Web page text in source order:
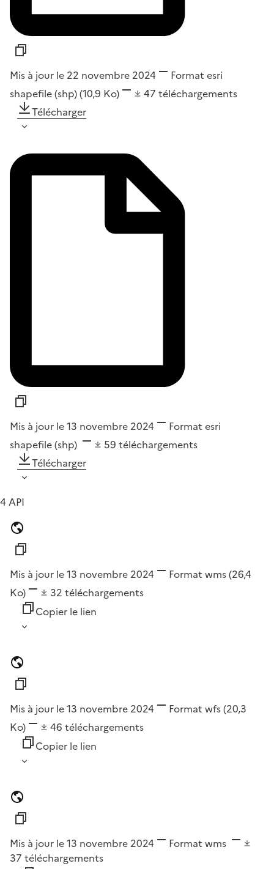
Mis à jour le 22 novembre 2024 Format esri
shapefile (shp)(10,9 Ko) 47 téléchargements
Télécharger
Mis à jour le 13 novembre 2024 Format esri
shapefile (shp)
59 téléchargements
Télécharger
4 API
Mis à jour le 13 novembre 2024 Format wms(26,4
Ko)
32 téléchargements
Copier le lien
Mis à jour le 13 novembre 2024 Format wfs(20,3
Ko)
46 téléchargements
Copier le lien
Mis à jour le 13 novembre 2024 Format wms
37 téléchargements